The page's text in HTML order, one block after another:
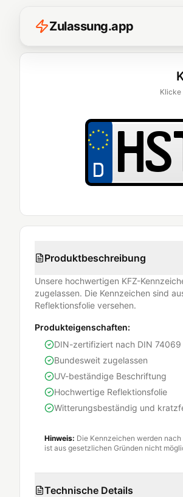
Zulassung.app
Klicke
Produktbeschreibung
Unsere hochwertigen KFZ-
zugelassen. Die Kennzeichen sind
Reflektionsfolie versehen.
Produkteigenschaften:
DIN-zertifiziert nach DIN 74069
Bundesweit zugelassen
UV-beständige Beschriftung
Hochwertige Reflektionsfolie
Witterungsbeständig und
Hinweis: Die Kennzeichen werden
ist aus gesetzlichen Gründen nicht
Technische Details